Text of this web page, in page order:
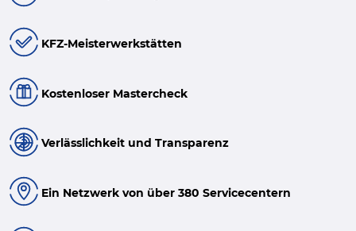
KFZ-Meisterwerkstätten
Kostenloser Mastercheck
Verlässlichkeit und Transparenz
Ein Netzwerk von über 380 Servicecentern